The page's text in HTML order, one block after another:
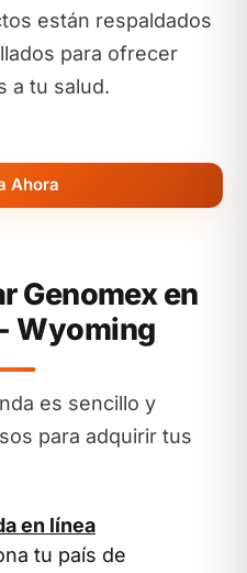
están respaldados
para ofrecer
a tu salud.
Ahora
Genomex en
Wyoming
es sencillo y
para adquirir tus
en línea
tu país de